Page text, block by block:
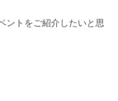
ントをご紹介したいと思